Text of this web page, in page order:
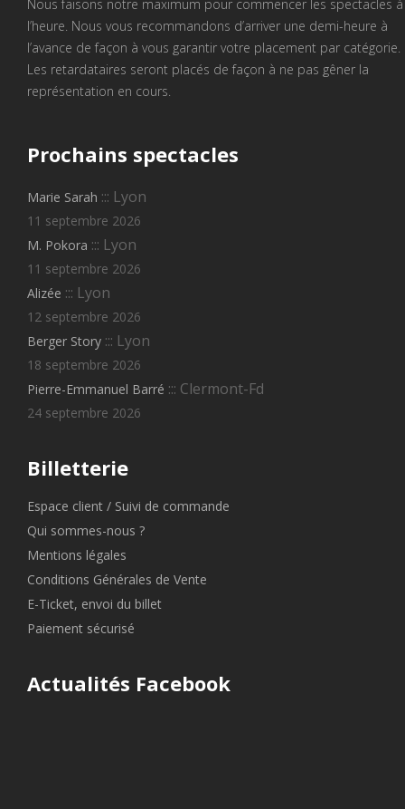
Nous faisons notre maximum pour commencer les spectacles à
l’heure. Nous vous recommandons d’arriver une demi-heure à
l’avance de façon à vous garantir votre placement par catégorie.
Les retardataires seront placés de façon à ne pas gêner la
représentation en cours.
Prochains spectacles
Marie Sarah ::: Lyon
11 septembre 2026
M. Pokora ::: Lyon
11 septembre 2026
Alizée ::: Lyon
12 septembre 2026
Berger Story ::: Lyon
18 septembre 2026
Pierre-Emmanuel Barré ::: Clermont-Fd
24 septembre 2026
Billetterie
Espace client / Suivi de commande
Qui sommes-nous ?
Mentions légales
Conditions Générales de Vente
E-Ticket, envoi du billet
Paiement sécurisé
Actualités Facebook